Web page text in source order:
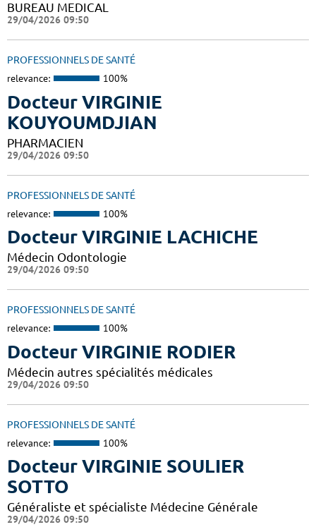
BUREAU MEDICAL
29/04/2026 09:50
PROFESSIONNELS DE SANTÉ
relevance: 100%
Docteur VIRGINIE
KOUYOUMDJIAN
PHARMACIEN
29/04/2026 09:50
PROFESSIONNELS DE SANTÉ
relevance: 100%
Docteur VIRGINIE LACHICHE
Médecin Odontologie
29/04/2026 09:50
PROFESSIONNELS DE SANTÉ
relevance: 100%
Docteur VIRGINIE RODIER
Médecin autres spécialités médicales
29/04/2026 09:50
PROFESSIONNELS DE SANTÉ
relevance: 100%
Docteur VIRGINIE SOULIER
SOTTO
Généraliste et spécialiste Médecine Générale
29/04/2026 09:50